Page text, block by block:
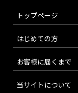
トップページ
はじめての方
お客様に届くまで
当サイトについて